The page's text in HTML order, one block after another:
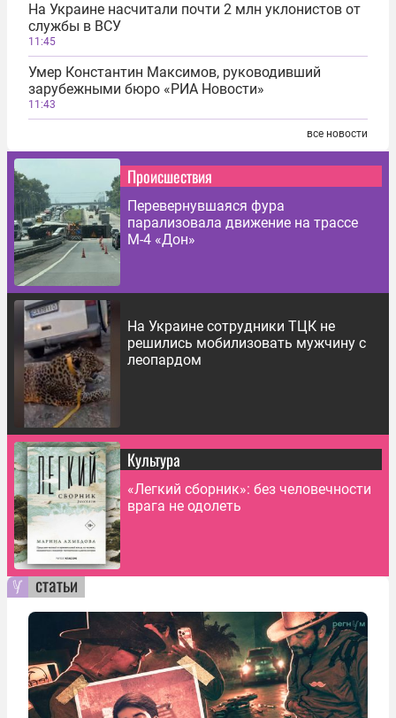
На Украине насчитали почти 2 млн уклонистов от
службы в ВСУ
11:45
Умер Константин Максимов, руководивший
зарубежными бюро «РИА Новости»
11:43
все новости
Происшествия
Перевернувшаяся фура
парализовала движение на трассе
М-4 «Дон»
На Украине сотрудники ТЦК не
решились мобилизовать мужчину с
леопардом
Культура
«Легкий сборник»: без человечности
врага не одолеть
статьи